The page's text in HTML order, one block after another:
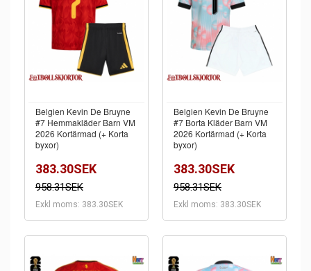
Belgien Kevin De Bruyne
#7 Hemmakläder Barn VM
2026 Kortärmad (+ Korta
byxor)
383.30SEK
958.31SEK
Exkl moms: 383.30SEK
Belgien Kevin De Bruyne
#7 Borta Kläder Barn VM
2026 Kortärmad (+ Korta
byxor)
383.30SEK
958.31SEK
Exkl moms: 383.30SEK